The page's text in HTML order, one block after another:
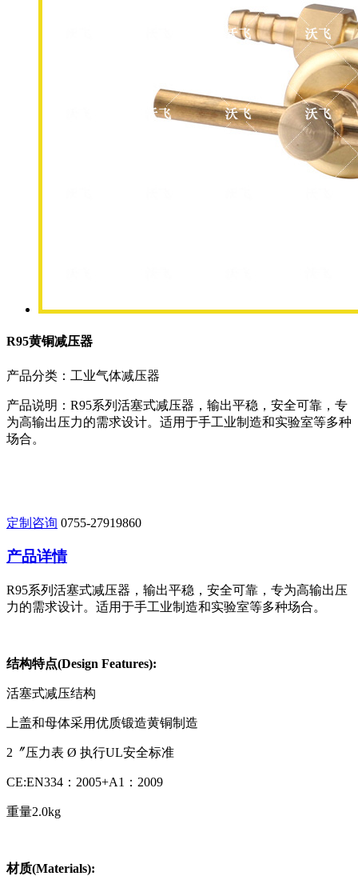
R95黄铜减压器
产品分类：工业气体减压器
产品说明：R95系列活塞式减压器，输出平稳，安全可靠，专
为高输出压力的需求设计。适用于手工业制造和实验室等多种
场合。
定制咨询 0755-27919860
产品详情
R95系列活塞式减压器，输出平稳，安全可靠，专为高输出压
力的需求设计。适用于手工业制造和实验室等多种场合。
结构特点(Design Features):
活塞式减压结构
上盖和母体采用优质锻造黄铜制造
2〞压力表 Ø 执行UL安全标准
CE:EN334：2005+A1：2009
重量2.0kg
材质(Materials):